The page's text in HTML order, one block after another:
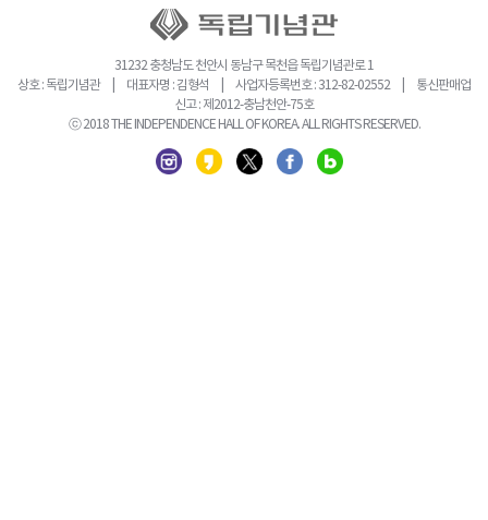
31232 충청남도 천안시 동남구 목천읍 독립기념관로 1
상호 : 독립기념관 | 대표자명 : 김형석 | 사업자등록번호 : 312-82-02552 | 통신판매업
신고 : 제2012-충남천안-75호
ⓒ 2018 THE INDEPENDENCE HALL OF KOREA. ALL RIGHTS RESERVED.